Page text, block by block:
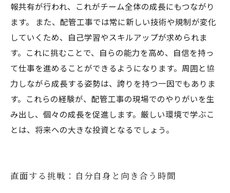
報共有が行われ、これがチーム全体の成長にもつながり
ます。 また、配管工事では常に新しい技術や規制が変化
していくため、自己学習やスキルアップが求められま
す。これに挑むことで、自らの能力を高め、自信を持っ
て仕事を進めることができるようになります。周囲と協
力しながら成長する姿勢は、誇りを持つ一因でもありま
す。これらの経験が、配管工事の現場でのやりがいを生
み出し、個々の成長を促進します。厳しい環境で学ぶこ
とは、将来への大きな投資となるでしょう。
直面する挑戦：自分自身と向き合う時間